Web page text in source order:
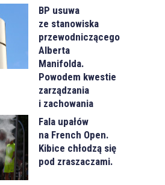
BP usuwa
ze stanowiska
przewodniczącego
Alberta
Manifolda.
Powodem kwestie
zarządzania
i zachowania
Fala upałów
na French Open.
Kibice chłodzą się
pod zraszaczami.